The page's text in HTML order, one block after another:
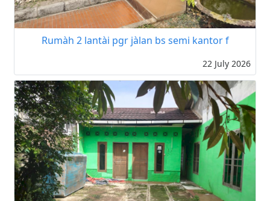
Rumàh 2 lantài pgr jàlan bs semi kantor f
22 July 2026